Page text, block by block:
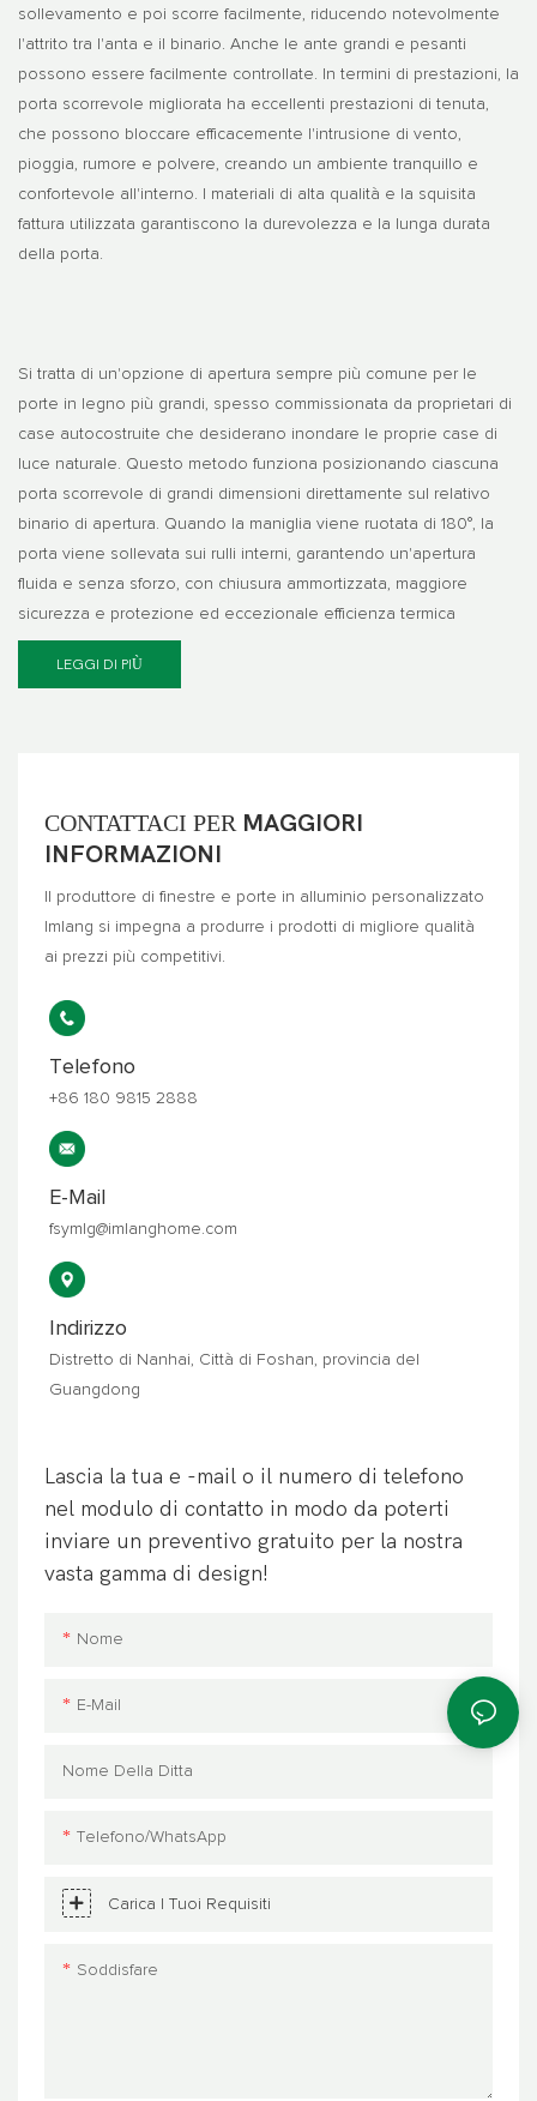
sollevamento e poi scorre facilmente, riducendo notevolmente
l'attrito tra l'anta e il binario. Anche le ante grandi e pesanti
possono essere facilmente controllate. In termini di prestazioni, la
porta scorrevole migliorata ha eccellenti prestazioni di tenuta,
che possono bloccare efficacemente l'intrusione di vento,
pioggia, rumore e polvere, creando un ambiente tranquillo e
confortevole all'interno. I materiali di alta qualità e la squisita
fattura utilizzata garantiscono la durevolezza e la lunga durata
della porta.
Si tratta di un'opzione di apertura sempre più comune per le
porte in legno più grandi, spesso commissionata da proprietari di
case autocostruite che desiderano inondare le proprie case di
luce naturale. Questo metodo funziona posizionando ciascuna
porta scorrevole di grandi dimensioni direttamente sul relativo
binario di apertura. Quando la maniglia viene ruotata di 180°, la
porta viene sollevata sui rulli interni, garantendo un'apertura
fluida e senza sforzo, con chiusura ammortizzata, maggiore
sicurezza e protezione ed eccezionale efficienza termica
LEGGI DI PIÙ
CONTATTACI PER MAGGIORI
INFORMAZIONI
Il produttore di finestre e porte in alluminio personalizzato
Imlang si impegna a produrre i prodotti di migliore qualità
ai prezzi più competitivi.
Telefono
+86 180 9815 2888
E-Mail
fsymlg@imlanghome.com
Indirizzo
Distretto di Nanhai, Città di Foshan, provincia del
Guangdong
Lascia la tua e -mail o il numero di telefono
nel modulo di contatto in modo da poterti
inviare un preventivo gratuito per la nostra
vasta gamma di design!
Nome
E-Mail
Nome Della Ditta
Telefono/WhatsApp
Carica I Tuoi Requisiti
Soddisfare